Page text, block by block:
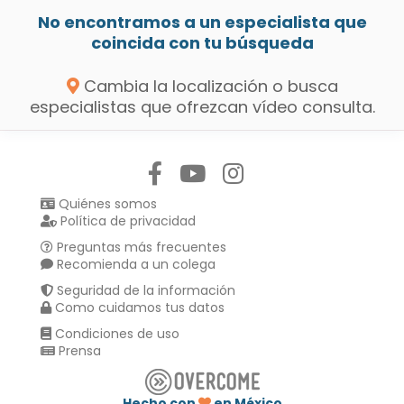
No encontramos a un especialista que
coincida con tu búsqueda
Cambia la localización o busca
especialistas que ofrezcan vídeo consulta.
Quiénes somos
Política de privacidad
Preguntas más frecuentes
Recomienda a un colega
Seguridad de la información
Como cuidamos tus datos
Condiciones de uso
Prensa